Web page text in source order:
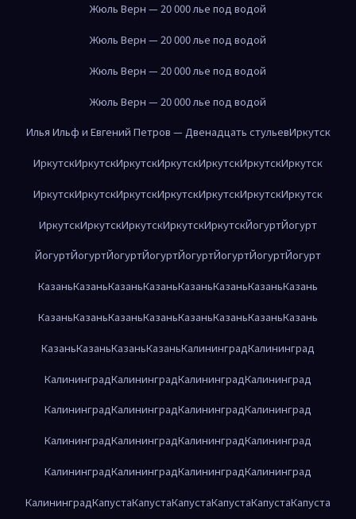
Жюль Верн — 20 000 лье под водой
Жюль Верн — 20 000 лье под водой
Жюль Верн — 20 000 лье под водой
Жюль Верн — 20 000 лье под водой
Илья Ильф и Евгений Петров — Двенадцать стульевИркутск
ИркутскИркутскИркутскИркутскИркутскИркутскИркутск
ИркутскИркутскИркутскИркутскИркутскИркутскИркутск
ИркутскИркутскИркутскИркутскИркутскЙогуртЙогурт
ЙогуртЙогуртЙогуртЙогуртЙогуртЙогуртЙогуртЙогурт
КазаньКазаньКазаньКазаньКазаньКазаньКазаньКазань
КазаньКазаньКазаньКазаньКазаньКазаньКазаньКазань
КазаньКазаньКазаньКазаньКалининградКалининград
КалининградКалининградКалининградКалининград
КалининградКалининградКалининградКалининград
КалининградКалининградКалининградКалининград
КалининградКалининградКалининградКалининград
КалининградКапустаКапустаКапустаКапустаКапустаКапуста